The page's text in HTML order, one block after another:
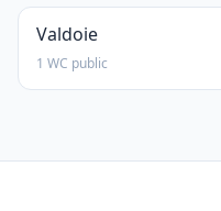
Valdoie
1 WC public